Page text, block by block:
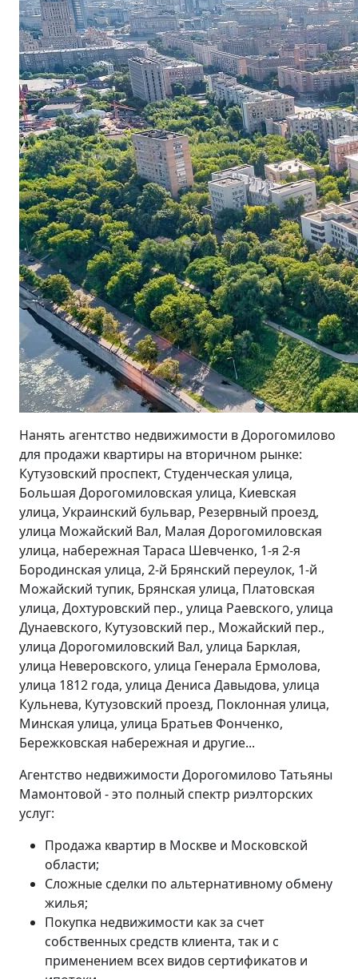
Нанять агентство недвижимости в Дорогомилово
для продажи квартиры на вторичном рынке:
Кутузовский проспект, Студенческая улица,
Большая Дорогомиловская улица, Киевская
улица, Украинский бульвар, Резервный проезд,
улица Можайский Вал, Малая Дорогомиловская
улица, набережная Тараса Шевченко, 1-я 2-я
Бородинская улица, 2-й Брянский переулок, 1-й
Можайский тупик, Брянская улица, Платовская
улица, Дохтуровский пер., улица Раевского, улица
Дунаевского, Кутузовский пер., Можайский пер.,
улица Дорогомиловский Вал, улица Барклая,
улица Неверовского, улица Генерала Ермолова,
улица 1812 года, улица Дениса Давыдова, улица
Кульнева, Кутузовский проезд, Поклонная улица,
Минская улица, улица Братьев Фонченко,
Бережковская набережная и другие...
Агентство недвижимости Дорогомилово Татьяны
Мамонтовой - это полный спектр риэлторских
услуг:
Продажа квартир в Москве и Московской
области;
Сложные сделки по альтернативному обмену
жилья;
Покупка недвижимости как за счет
собственных средств клиента, так и с
применением всех видов сертификатов и